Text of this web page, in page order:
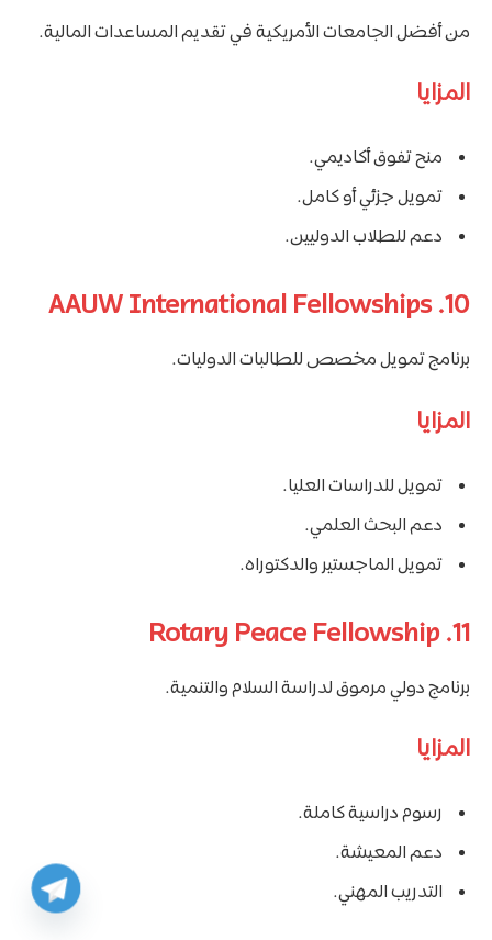
من أفضل الجامعات الأمريكية في تقديم المساعدات المالية.
المزايا
منح تفوق أكاديمي.
تمويل جزئي أو كامل.
دعم للطلاب الدوليين.
10. AAUW International Fellowships
برنامج تمويل مخصص للطالبات الدوليات.
المزايا
تمويل للدراسات العليا.
دعم البحث العلمي.
تمويل الماجستير والدكتوراه.
11. Rotary Peace Fellowship
برنامج دولي مرموق لدراسة السلام والتنمية.
المزايا
رسوم دراسية كاملة.
دعم المعيشة.
التدريب المهني.